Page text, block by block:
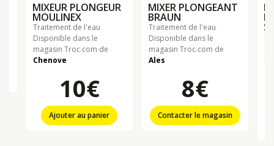
MIXEUR PLONGEUR
MOULINEX
traitement de l'eau
Disponible dans le
magasin Troc.com de
Chenove
10€
Ajouter au panier
MIXER PLONGEANT
BRAUN
traitement de l'eau
Disponible dans le
magasin Troc.com de
Ales
8€
Contacter le magasin